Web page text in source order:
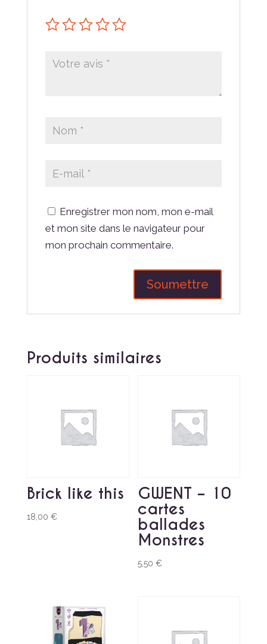
Enregistrer mon nom, mon e-mail
et mon site dans le navigateur pour
mon prochain commentaire.
Produits similaires
Brick like this
18,00 €
GWENT – 10
cartes
ballades
Monstres
5,50€